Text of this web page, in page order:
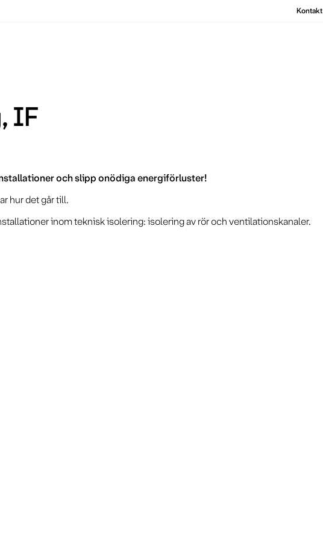
Kontakt
IF
och slipp onödiga energiförluster!
hur det går till.
inom teknisk isolering: isolering av rör och ventilationskanaler.